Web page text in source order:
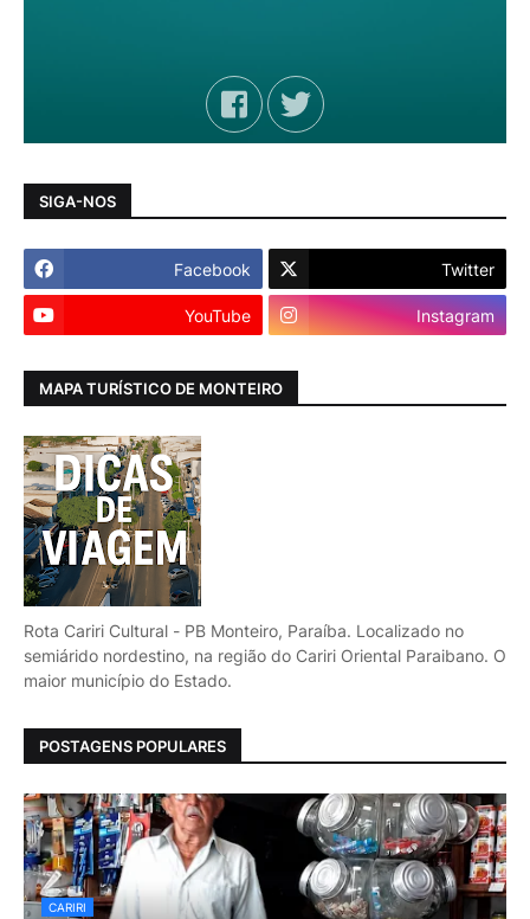
SIGA-NOS
Facebook Twitter
YouTube Instagram
MAPA TURÍSTICO DE MONTEIRO
Rota Cariri Cultural - PB Monteiro, Paraíba. Localizado no
semiárido nordestino, na região do Cariri Oriental Paraibano. O
maior município do Estado.
POSTAGENS POPULARES
CARIRI